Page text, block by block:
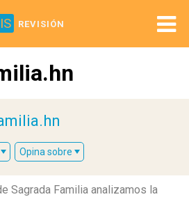
REVISIÓN
Opina sobre
Sagrada Familia analizamos la